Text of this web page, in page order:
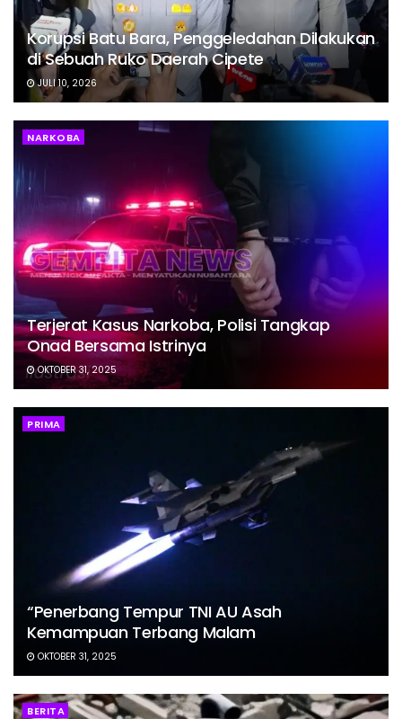
Korupsi Batu Bara, Penggeledahan Dilakukan
di Sebuah Ruko Daerah Cipete
JULI 10, 2026
NARKOBA
Terjerat Kasus Narkoba, Polisi Tangkap
Onad Bersama Istrinya
OKTOBER 31, 2025
PRIMA
“Penerbang Tempur TNI AU Asah
Kemampuan Terbang Malam
OKTOBER 31, 2025
BERITA